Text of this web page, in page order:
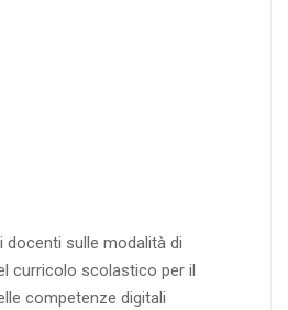
docenti sulle modalità di
curricolo scolastico per il
competenze digitali